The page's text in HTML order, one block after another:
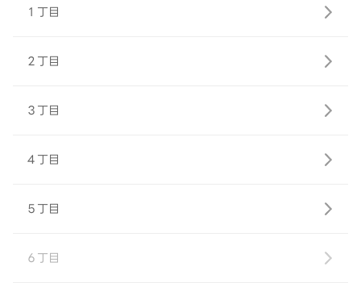
１丁目
２丁目
３丁目
４丁目
５丁目
６丁目